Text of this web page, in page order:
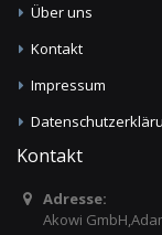
Über uns
Kontakt
Impressum
Kontakt
Adresse:
Akowi